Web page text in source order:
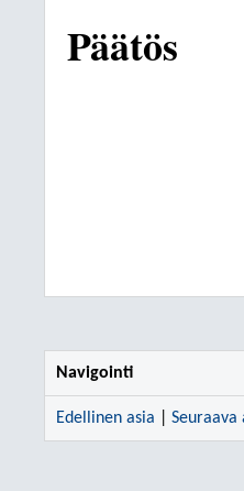
Päätös
Navigointi
Edellinen asia Seuraava